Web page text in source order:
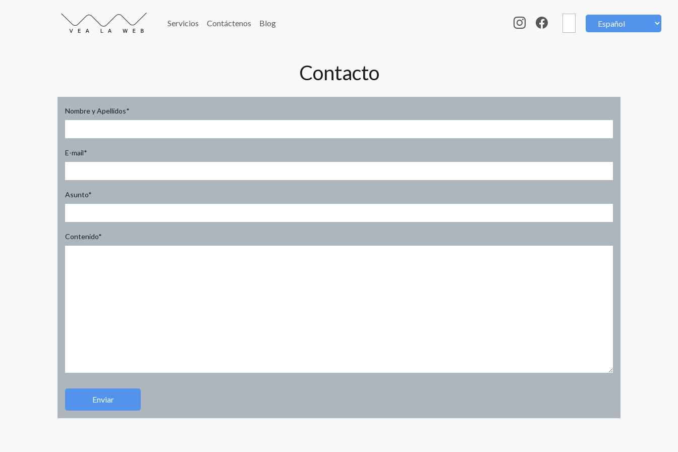
Servicios Contáctenos Blog
Contacto
Nombre y Apellidos*
E-mail*
Asunto*
Contenido*